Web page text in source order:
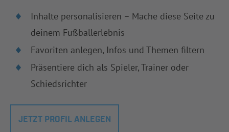
Inhalte personalisieren – Mache diese Seite zu
deinem Fußballerlebnis
Favoriten anlegen, Infos und Themen filtern
Präsentiere dich als Spieler, Trainer oder
Schiedsrichter
JETZT PROFIL ANLEGEN